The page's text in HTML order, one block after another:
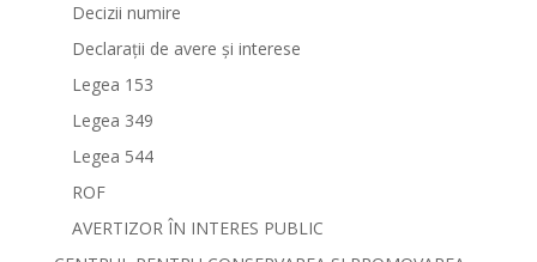
Decizii numire
Declarații de avere și interese
Legea 153
Legea 349
Legea 544
ROF
AVERTIZOR ÎN INTERES PUBLIC